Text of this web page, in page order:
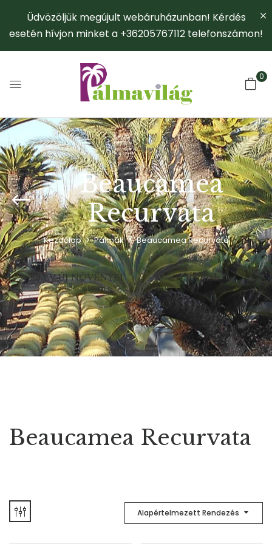
Üdvözöljük megújult webáruházunban! Kérdés
esetén hívjon minket a +36205767112 telefonszámon!
0
Beaucamea
Recurvata
Kezdőlap Pálmák Beaucamea Recurvata
2026 ÉV ÚJ NÖVÉNYEI Pálmák
Beaucamea Recurvata
Alapértelmezett Rendezés